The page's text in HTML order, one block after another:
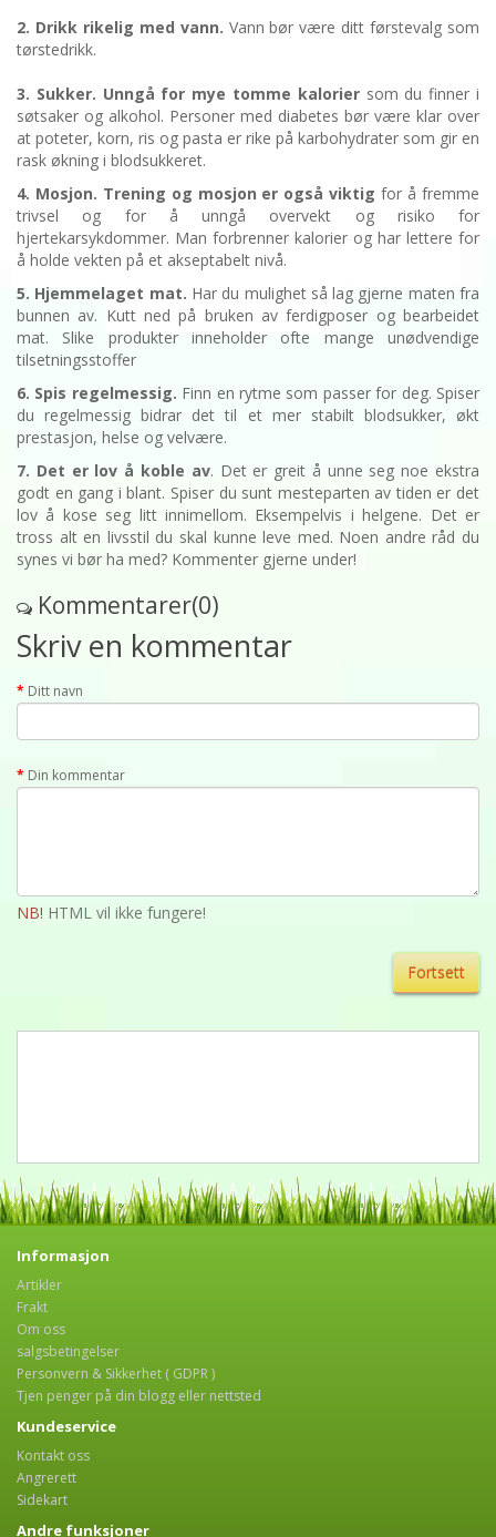
2. Drikk rikelig med vann. Vann bør være ditt førstevalg som
tørstedrikk.
3. Sukker. Unngå for mye tomme kaloriersom du finner i
søtsaker og alkohol. Personer med diabetes bør være klar over
at poteter, korn, ris og pasta er rike på karbohydrater som gir en
rask økning i blodsukkeret.
4. Mosjon. Trening og mosjon er også viktig for å fremme
trivsel og for å unngå overvekt og risiko for
hjertekarsykdommer. Man forbrenner kalorier og har lettere for
å holde vekten på et akseptabelt nivå.
5. Hjemmelaget mat. Har du mulighet så lag gjerne maten fra
bunnen av. Kutt ned på bruken av ferdigposer og bearbeidet
mat. Slike produkter inneholder ofte mange unødvendige
tilsetningsstoffer
6. Spis regelmessig. Finn en rytme som passer for deg. Spiser
du regelmessig bidrar det til et mer stabilt blodsukker, økt
prestasjon, helse og velvære.
7. Det er lov å koble av. Det er greit å unne seg noe ekstra
godt en gang i blant. Spiser du sunt mesteparten av tiden er det
lov å kose seg litt innimellom. Eksempelvis i helgene. Det er
tross alt en livsstil du skal kunne leve med. Noen andre råd du
synes vi bør ha med? Kommenter gjerne under!
Kommentarer(0)
Skriv en kommentar
Ditt navn
Din kommentar
NB! HTML vil ikke fungere!
Fortsett
Informasjon
Artikler
Frakt
Om oss
salgsbetingelser
Personvern & Sikkerhet ( GDPR )
Tjen penger på din blogg eller nettsted
Kundeservice
Kontakt oss
Angrerett
Sidekart
Andre funksjoner